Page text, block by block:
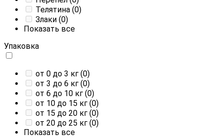
Телятина (0)
Злаки (0)
Показать все
Упаковка
от 0 до 3 кг (0)
от 3 до 6 кг (0)
от 6 до 10 кг (0)
от 10 до 15 кг (0)
от 15 до 20 кг (0)
от 20 до 25 кг (0)
Показать все